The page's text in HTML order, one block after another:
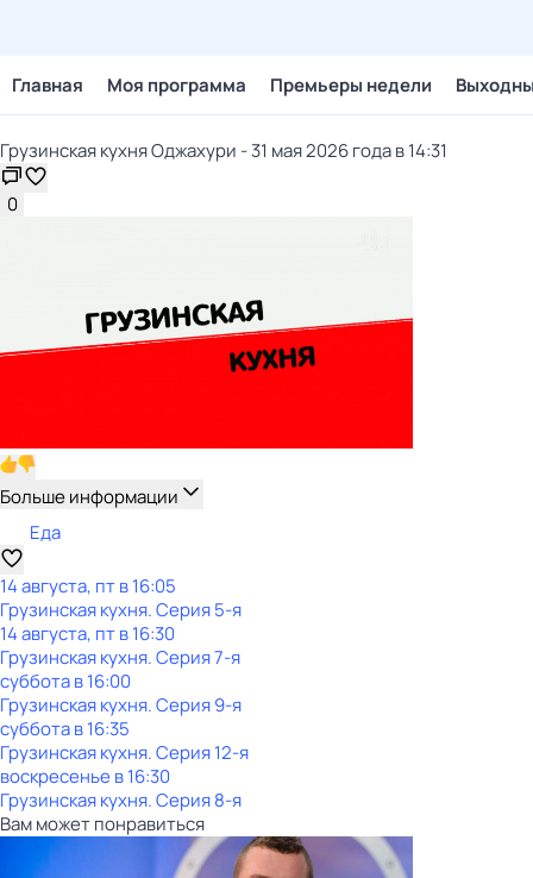
Главная Моя программа Премьеры недели
Грузинская кухня Оджахури - 31 мая 2026 года в 14:31
0
Больше информации
Еда
14 августа, пт в 16:05
Грузинская кухня. Серия 5-я
14 августа, пт в 16:30
Грузинская кухня. Серия 7-я
субботав16:00
Грузинская кухня. Серия 9-я
субботав16:35
Грузинская кухня. Серия 12-я
воскресенье в16:30
Грузинская кухня. Серия 8-я
Вам может понравиться